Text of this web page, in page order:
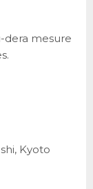
dera mesure
Kyoto